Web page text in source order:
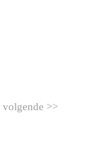
volgende >>